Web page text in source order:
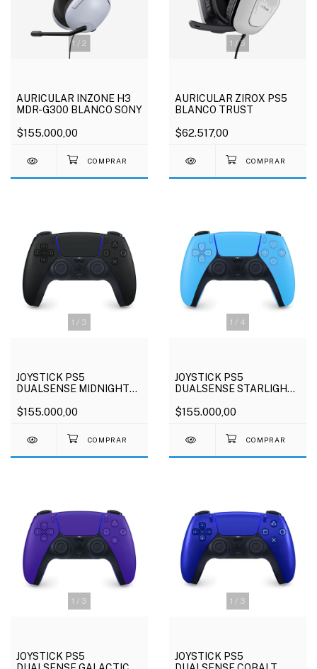
1 / 2
AURICULAR INZONE H3
MDR-G300 BLANCO SONY
$155.000,00
1 /5
AURICULAR ZIROX PS5
BLANCO TRUST
$62.517,00
1 / 3
JOYSTICK PS5
DUALSENSE MIDNIGHT
$155.000,00
1 / 4
JOYSTICK PS5
DUALSENSE STARLIGHT
$155.000,00
1 / 3
JOYSTICK PS5
1 / 3
JOYSTICK PS5